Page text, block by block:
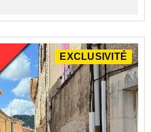
EXCLUSIVITÉ